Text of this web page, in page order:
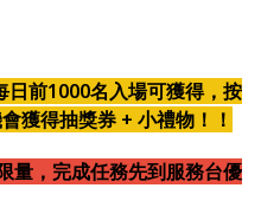
前1000名入場可獲得，按
獲得抽獎券 + 小禮物！！
量，完成任務先到服務台優